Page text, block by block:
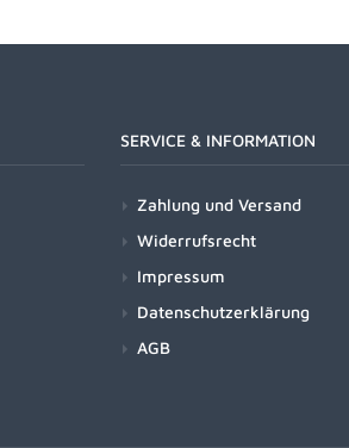
SERVICE & INFORMATION
Zahlung und Versand
Widerrufsrecht
Impressum
Datenschutzerklärung
AGB